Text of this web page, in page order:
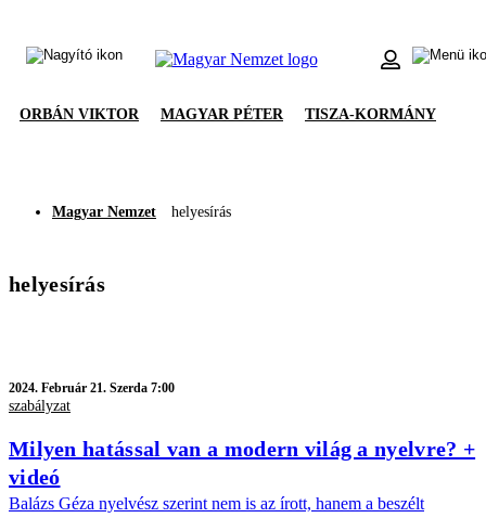
ORBÁN VIKTOR MAGYAR PÉTER TISZA-KORMÁNY
Magyar Nemzet helyesírás
helyesírás
2024. Február 21. Szerda 7:00
szabályzat
Milyen hatással van a modern világ a nyelvre? +
videó
Balázs Géza nyelvész szerint nem is az írott, hanem a beszélt